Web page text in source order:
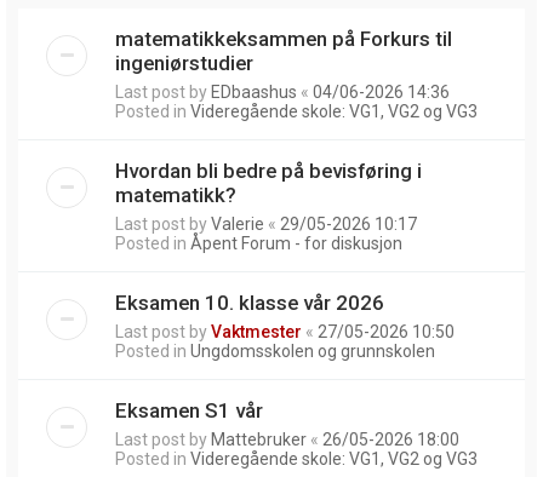
matematikkeksammen på Forkurs til
ingeniørstudier
Last post by EDbaashus « 04/06-2026 14:36
Posted in Videregående skole: VG1, VG2 og VG3
Hvordan bli bedre på bevisføring i
matematikk?
Last post byValerie « 29/05-2026 10:17
Posted in Åpent Forum - for diskusjon
Eksamen 10. klasse vår 2026
Last post byVaktmester « 27/05-2026 10:50
Posted in Ungdomsskolen og grunnskolen
Eksamen S1 vår
Last post by Mattebruker « 26/05-2026 18:00
Posted in Videregående skole: VG1, VG2 og VG3